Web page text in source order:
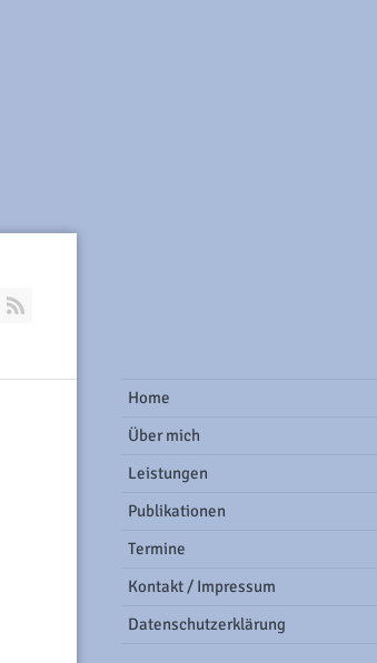
Join our Facebook Group
Home
Über mich
Leistungen
Publikationen
Termine
Kontakt / Impressum
Datenschutzerklärung